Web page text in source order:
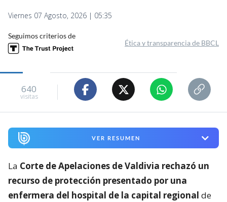
Viernes 07 Agosto, 2026 | 05:35
Seguimos criterios de
Ética y transparencia de BBCL
640
visitas
VER RESUMEN
La Corte de Apelaciones de Valdivia rechazó un
recurso de protección presentado por una
enfermera del hospital de la capital regional de